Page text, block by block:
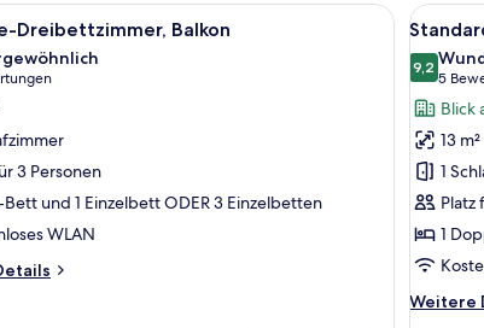
Kissen, einem weißen Bademantel und einem
Executive-Dreibettzimmer, Balkon |
Dreibettzimmer, Balkon
3 Personen
Bett und 1 Einzelbett ODER 3 Einzelbetten
WLAN
Alle
Fotos
für
12
9,29,2 von
5
(5
Blick
13 m²
1
Platz
1
Weitere
Weitere